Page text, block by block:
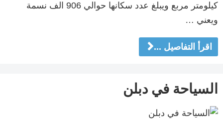
كيلومتر مربع ويبلغ عدد سكانها حوالي 906 الف نسمة
ويعني …
اقرأ التفاصيل ...
السياحة في دبلن